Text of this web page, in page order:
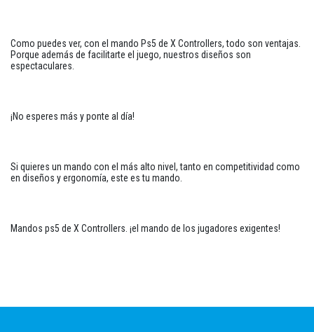
Como puedes ver, con el mando Ps5 de X Controllers, todo son ventajas.
Porque además de facilitarte el juego, nuestros diseños son
espectaculares.
¡No esperes más y ponte al día!
Si quieres un mando con el más alto nivel, tanto en competitividad como
en diseños y ergonomía, este es tu mando.
Mandos ps5 de X Controllers. ¡el mando de los jugadores exigentes!